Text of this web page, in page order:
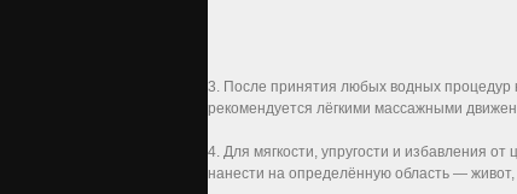
3. После принятия любых водных процедур
рекомендуется лёгкими массажными
4. Для мягкости, упругости и избавления
нанести на определённую область —